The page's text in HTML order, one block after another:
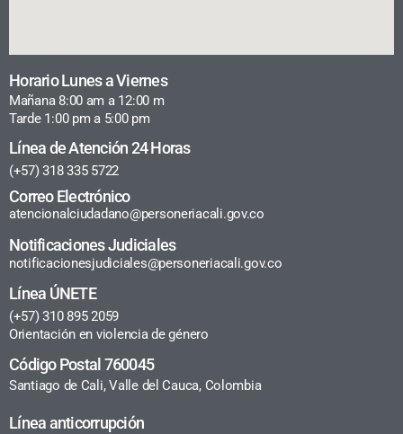
Horario Lunes a Viernes
Mañana 8:00 am a 12:00 m
Tarde 1:00 pm a 5:00 pm
Línea de Atención 24 Horas
(+57) 318 335 5722
Correo Electrónico
atencionalciudadano@personeriacali.gov.co
Notificaciones Judiciales
notificacionesjudiciales@personeriacali.gov.co
Línea ÚNETE
(+57) 310 895 2059
Orientación en violencia de género
Código Postal 760045
Santiago de Cali, Valle del Cauca, Colombia
Línea anticorrupción